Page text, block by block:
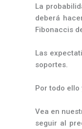
La
deberá
Fibonaccis
Las
soportes.
Por todo ello
Vea en
seguir al